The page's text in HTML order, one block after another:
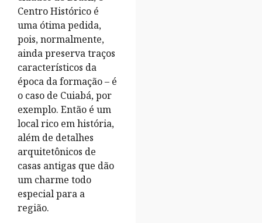
Centro Histórico é
uma ótima pedida,
pois, normalmente,
ainda preserva traços
característicos da
época da formação – é
o caso de Cuiabá, por
exemplo. Então é um
local rico em história,
além de detalhes
arquitetônicos de
casas antigas que dão
um charme todo
especial para a
região.